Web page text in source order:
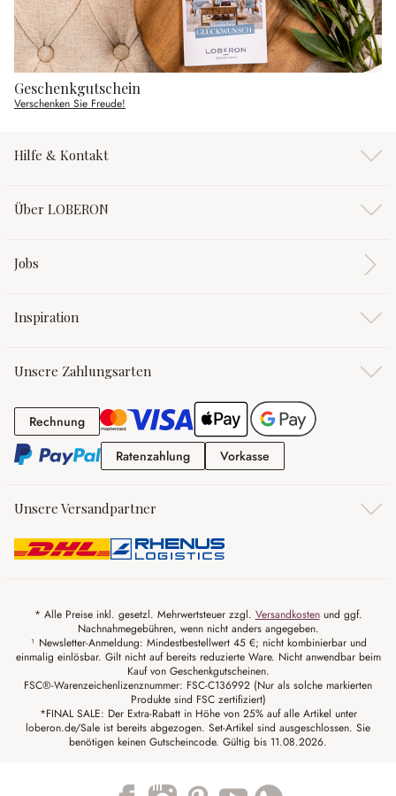
Geschenkgutschein
Verschenken Sie Freude!
Hilfe & Kontakt
Über LOBERON
Jobs
Inspiration
Unsere Zahlungsarten
RechnungRechnung
RatenzahlungRatenzahlung
Vorkasse
Unsere Versandpartner
* Alle Preise inkl. gesetzl. Mehrwertsteuer zzgl. Versandkostenund ggf.
Nachnahmegebühren, wenn nicht anders angegeben.
¹ Newsletter-Anmeldung: Mindestbestellwert 45 €; nicht kombinierbar und
einmalig einlösbar. Gilt nicht auf bereits reduzierte Ware. Nicht anwendbar beim
Kauf von Geschenkgutscheinen.
FSC®-Warenzeichenlizenznummer: FSC-C136992 (Nur als solche markierten
Produkte sind FSC zertifiziert)
*FINAL SALE: Der Extra-Rabatt in Höhe von 25% auf alle Artikel unter
loberon.de/Sale ist bereits abgezogen. Set-Artikel sind ausgeschlossen. Sie
benötigen keinen Gutscheincode. Gültig bis 11.08.2026.